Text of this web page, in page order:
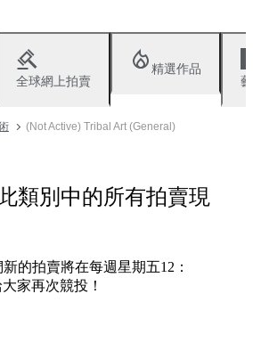
全球網上拍賣
精選作品
(Not Active) Tribal Art (General)
類別中的所有拍賣現
的拍賣將在每週星期五12：
家再次競投！